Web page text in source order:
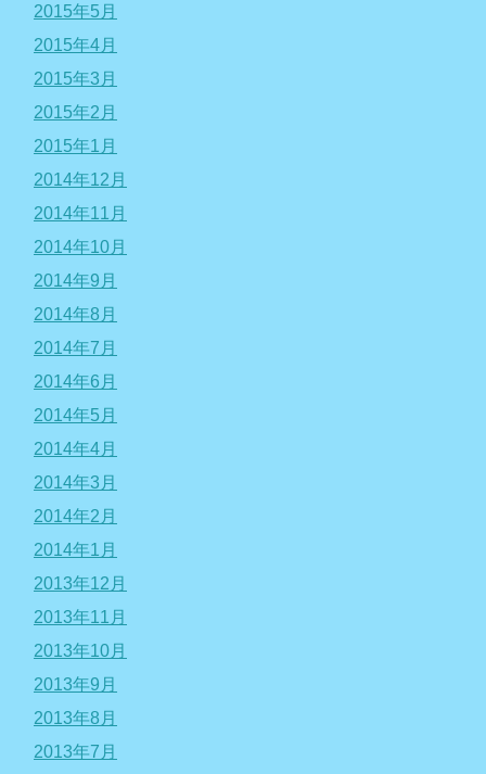
2015年5月
2015年4月
2015年3月
2015年2月
2015年1月
2014年12月
2014年11月
2014年10月
2014年9月
2014年8月
2014年7月
2014年6月
2014年5月
2014年4月
2014年3月
2014年2月
2014年1月
2013年12月
2013年11月
2013年10月
2013年9月
2013年8月
2013年7月